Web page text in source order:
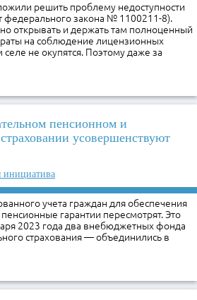
решить проблему недоступности
федерального закона № 1100211-8).
открывать и держать там полноценный
на соблюдение лицензионных
не окупятся. Поэтому даже за
пенсионном и
усовершенствуют
инициатива
учета граждан для обеспечения
гарантии пересмотрят. Это
2023 года два внебюджетных фонда
страхования — объединились в